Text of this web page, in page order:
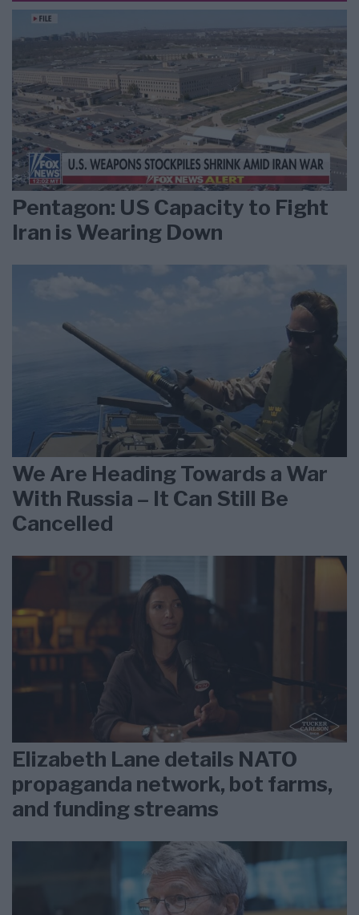
Pentagon: US Capacity to Fight
Iran is Wearing Down
We Are Heading Towards a War
With Russia – It Can Still Be
Cancelled
Elizabeth Lane details NATO
propaganda network, bot farms,
and funding streams